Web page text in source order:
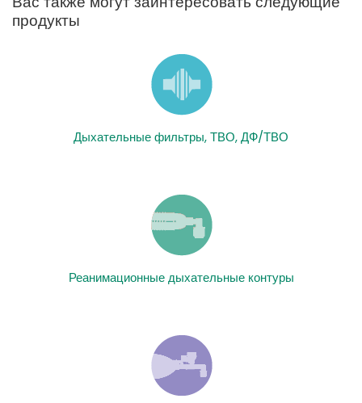
продукты
Дыхательные фильтры, ТВО, ДФ/ТВО
Реанимационные дыхательные контуры